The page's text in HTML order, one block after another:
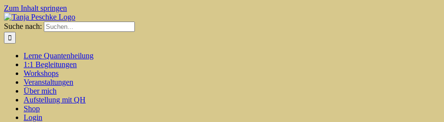
Zum Inhalt springen
Suche nach:
Lerne Quantenheilung
1:1 Begleitungen
Workshops
Veranstaltungen
Über mich
Aufstellung mit QH
Shop
Login